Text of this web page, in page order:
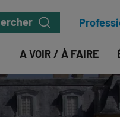
A VOIR / À FAIRE